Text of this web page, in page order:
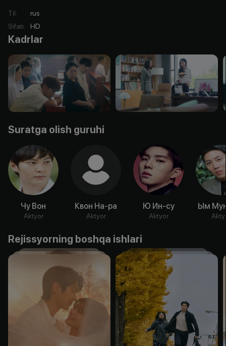
Til:
rus
Sifati: HD
Kadrlar
Suratga olish guruhi
Чу Вон
Aktyor
Квон На-ра
Aktyor
Ю Ин-су
Aktyor
Ым
Rejissyorning boshqa ishlari